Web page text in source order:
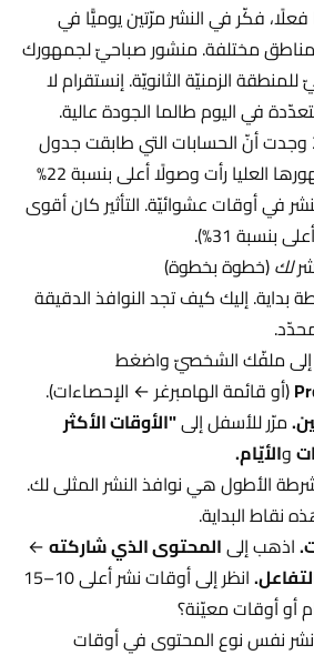
فكّر في النشر مرّتين يوميًّا في
مناطق مختلفة. منشور صباحيّ لجمهورك
الزمنيّة الثانويّة. إنستقرام لا
في اليوم طالما الجودة عالية.
دراسة Later لعام 2025 وجدت أنّ الحسابات التي طابقت جدول
نشرها مع جغرافيّة جمهورها العليا رأت وصولًا أعلى بنسبة 22%
في أوقات عشوائيّة. التأثير كان أقوى
بنسبة 31%).
لك(خطوة بخطوة)
بداية. إليك كيف تجد النوافذ الدقيقة
ملفّك الشخصيّ واضغط
(أو قائمة الهامبرغر ← الإحصاءات).
مرّر للأسفل إلى"الأوقات الأكثر
والأيّام.
الأطول هي نوافذ النشر المثلى لك.
اذهب إلىالمحتوى الذي شاركته←
انظر إلى أوقات نشر أعلى 10–15
أو أوقات معيّنة؟
نفس نوع المحتوى في أوقات